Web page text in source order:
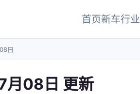
首页新车行业
日
08日 更新